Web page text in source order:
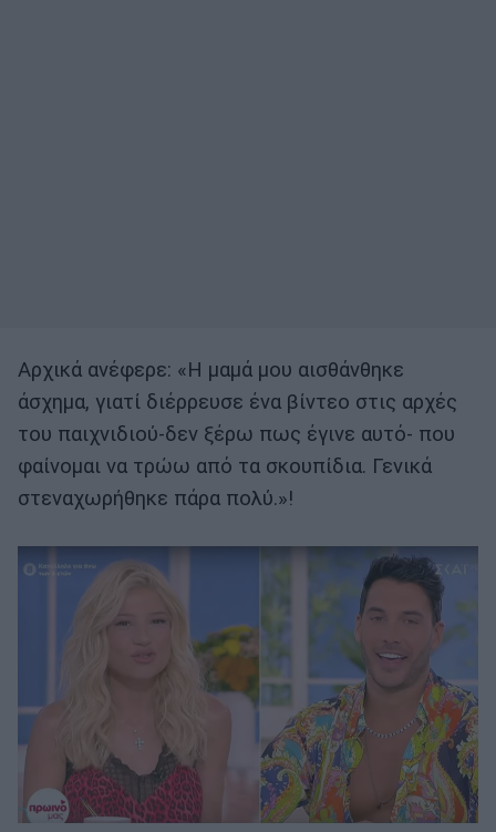
Αρχικά ανέφερε: «Η μαμά μου αισθάνθηκε
άσχημα, γιατί διέρρευσε ένα βίντεο στις αρχές
του παιχνιδιού-δεν ξέρω πως έγινε αυτό- που
φαίνομαι να τρώω από τα σκουπίδια. Γενικά
στεναχωρήθηκε πάρα πολύ.»!